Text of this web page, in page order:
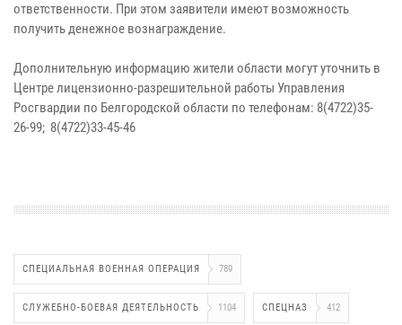
ответственности. При этом заявители имеют возможность
получить денежное вознаграждение.
Дополнительную информацию жители области могут уточнить в
Центре лицензионно-разрешительной работы Управления
Росгвардии по Белгородской области по телефонам: 8(4722)35-
26-99; 8(4722)33-45-46
СПЕЦИАЛЬНАЯ ВОЕННАЯ ОПЕРАЦИЯ 789
СЛУЖЕБНО-БОЕВАЯ ДЕЯТЕЛЬНОСТЬ 1104 СПЕЦНАЗ 412